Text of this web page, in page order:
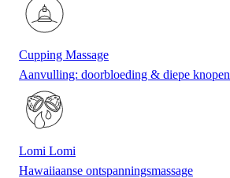
Cupping Massage
Aanvulling: doorbloeding & diepe knopen
Lomi Lomi
Hawaiiaanse ontspanningsmassage